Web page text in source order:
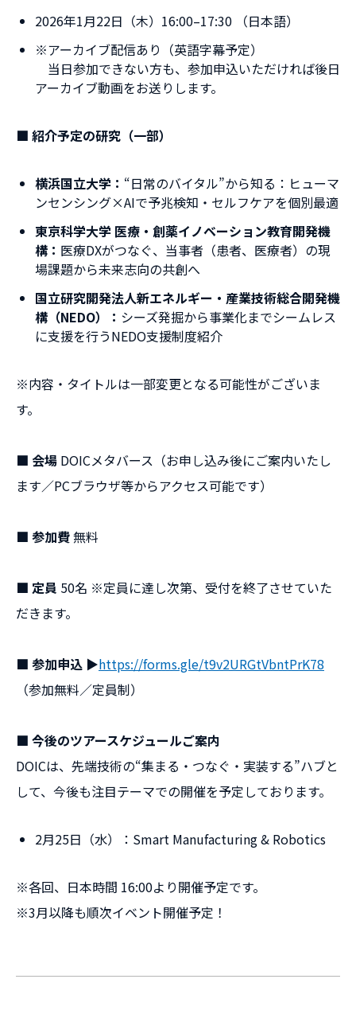
2026年1月22日（木）16:00–17:30 （日本語）
※アーカイブ配信あり（英語字幕予定）
当日参加できない方も、参加申込いただければ後日
アーカイブ動画をお送りします。
■ 紹介予定の研究（一部）
横浜国立大学： “日常のバイタル”から知る：ヒューマ
ンセンシング×AIで予兆検知・セルフケアを個別最適
東京科学大学 医療・創薬イノベーション教育開発機
構： 医療DXがつなぐ、当事者（患者、医療者）の現
場課題から未来志向の共創へ
国立研究開発法人新エネルギー・産業技術総合開発機
構（NEDO）： シーズ発掘から事業化までシームレス
に支援を行うNEDO支援制度紹介
※内容・タイトルは一部変更となる可能性がございま
す。
■ 会場 DOICメタバース（お申し込み後にご案内いたし
ます／PCブラウザ等からアクセス可能です）
■ 参加費無料
■ 定員 50名 ※定員に達し次第、受付を終了させていた
だきます。
■ 参加申込 ▶https://forms.gle/t9v2URGtVbntPrK78
（参加無料／定員制）
■ 今後のツアースケジュールご案内
DOICは、先端技術の“集まる・つなぐ・実装する”ハブと
して、今後も注目テーマでの開催を予定しております。
2月25日（水）：Smart Manufacturing & Robotics
※各回、日本時間 16:00より開催予定です。
※3月以降も順次イベント開催予定！